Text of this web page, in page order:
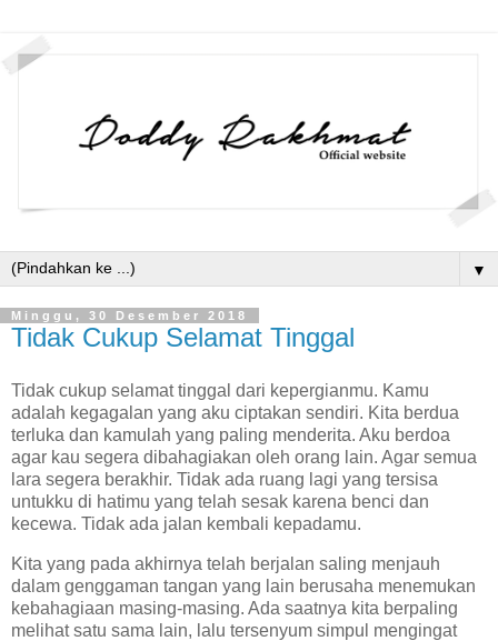
▼
Minggu, 30 Desember 2018
Tidak Cukup Selamat Tinggal
Tidak cukup selamat tinggal dari kepergianmu. Kamu
adalah kegagalan yang aku ciptakan sendiri. Kita berdua
terluka dan kamulah yang paling menderita. Aku berdoa
agar kau segera dibahagiakan oleh orang lain. Agar semua
lara segera berakhir. Tidak ada ruang lagi yang tersisa
untukku di hatimu yang telah sesak karena benci dan
kecewa. Tidak ada jalan kembali kepadamu.
Kita yang pada akhirnya telah berjalan saling menjauh
dalam genggaman tangan yang lain berusaha menemukan
kebahagiaan masing-masing. Ada saatnya kita berpaling
melihat satu sama lain, lalu tersenyum simpul mengingat